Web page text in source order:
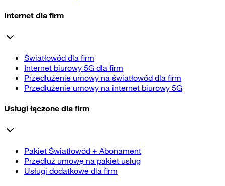
Internet dla firm
Światłowód dla firm
Internet biurowy 5G dla firm
Przedłużenie umowy na światłowód dla firm
Przedłużenie umowy na internet biurowy 5G
Usługi łączone dla firm
Pakiet Światłowód + Abonament
Przedłuż umowę na pakiet usług
Usługi dodatkowe dla firm